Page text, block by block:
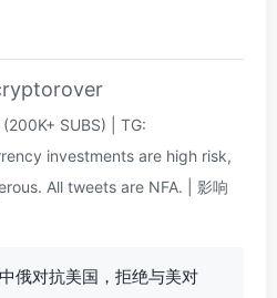
SUBS) | TG:
investments are high risk,
All tweets are NFA. | 影响
俄对抗美国，拒绝与美对